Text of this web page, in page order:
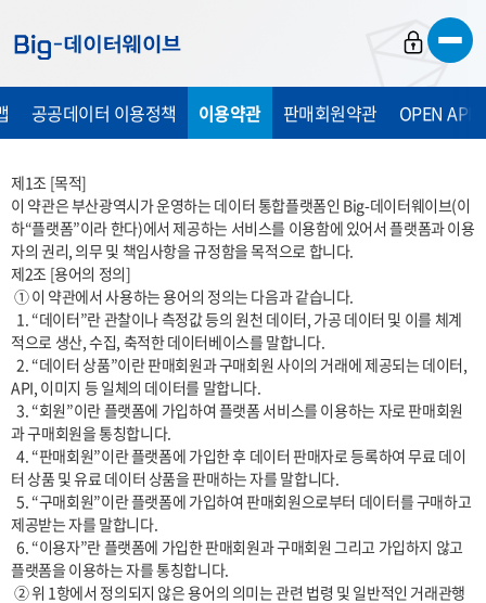
가
기
가
기
가
기
공공데이터 이용정책 이용약관 판매회원약관 OPEN API
제1조 [목적]
이 약관은 부산광역시가 운영하는 데이터 통합플랫폼인 Big-데이터웨이브(이
하“플랫폼”이라 한다)에서 제공하는 서비스를 이용함에 있어서 플랫폼과 이용
자의 권리, 의무 및 책임사항을 규정함을 목적으로 합니다.
제2조 [용어의 정의]
적으로 생산, 수집, 축적한 데이터베이스를 말합니다.
  2. “데이터 상품”이란 판매회원과 구매회원 사이의 거래에 제공되는 데이터,
API, 이미지 등 일체의 데이터를 말합니다.
  3. “회원”이란 플랫폼에 가입하여 플랫폼 서비스를 이용하는 자로 판매회원
과 구매회원을 통칭합니다.
  4. “판매회원”이란 플랫폼에 가입한 후 데이터 판매자로 등록하여 무료 데이
터 상품 및 유료 데이터 상품을 판매하는 자를 말합니다.
  5. “구매회원”이란 플랫폼에 가입하여 판매회원으로부터 데이터를 구매하고
제공받는 자를 말합니다.
  6. “이용자”란 플랫폼에 가입한 판매회원과 구매회원 그리고 가입하지 않고
플랫폼을 이용하는 자를 통칭합니다.